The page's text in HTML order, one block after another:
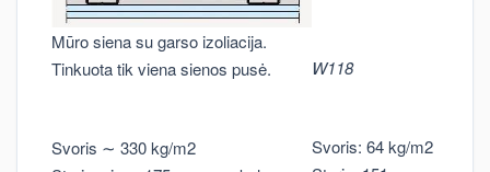
Mūro siena su garso izoliacija.
Tinkuota tik viena sienos pusė.
Svoris ∼ 330 kg/m2
W118
Svoris: 64 kg/m2